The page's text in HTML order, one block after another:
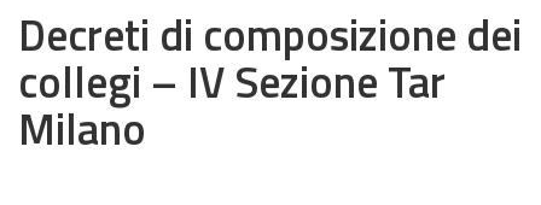
Decreti di composizione dei
collegi – IV Sezione Tar
Milano